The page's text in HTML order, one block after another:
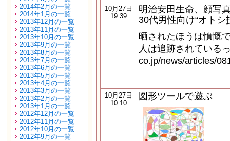
2014年2月の一覧
2014年1月の一覧
2013年12月の一覧
2013年11月の一覧
2013年10月の一覧
2013年9月の一覧
2013年8月の一覧
2013年7月の一覧
2013年6月の一覧
2013年5月の一覧
2013年4月の一覧
2013年3月の一覧
2013年2月の一覧
2013年1月の一覧
2012年12月の一覧
2012年11月の一覧
2012年10月の一覧
2012年9月の一覧
10月27日
19:39
明治安田生命、顔写
30代男性向け“オトシ
晒されたほうは憤慨
人は追跡されている
co.jp/news/articles/
10月27日
10:10
図形ツールで遊ぶ